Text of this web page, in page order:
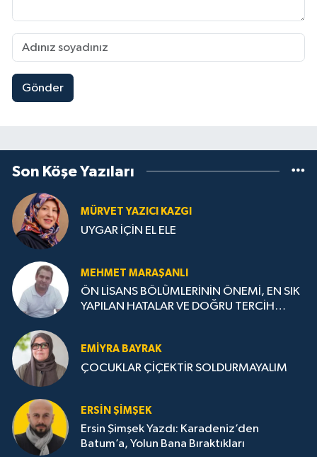
Gönder
Son Köşe Yazıları
MÜRVET YAZICI KAZGI
UYGAR İÇİN EL ELE
MEHMET MARAŞANLI
ÖN LİSANS BÖLÜMLERİNİN ÖNEMİ, EN SIK
YAPILAN HATALAR VE DOĞRU TERCİH
EMIYRA BAYRAK
ÇOCUKLAR ÇİÇEKTİR SOLDURMAYALIM
ERSIN ŞIMŞEK
Ersin Şimşek Yazdı: Karadeniz’den
Batum’a, Yolun Bana Bıraktıkları